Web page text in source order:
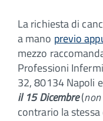
La richiesta di
a mano previo
mezzo
Professioni
32, 80134 Napoli e
il 15 Dicembre(
contrario la stessa